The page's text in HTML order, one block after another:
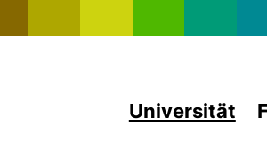
Universität